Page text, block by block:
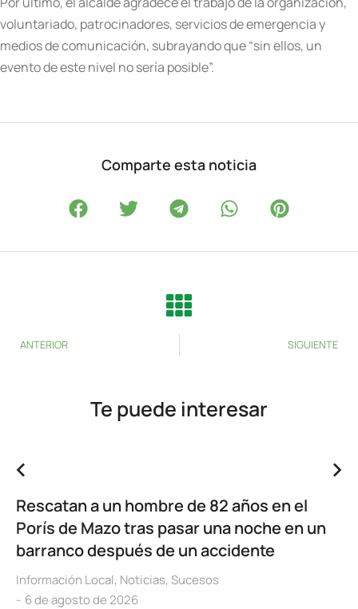
voluntariado, patrocinadores, servicios de emergencia y
medios de comunicación, subrayando que “sin ellos, un
evento de este nivel no sería posible”.
Comparte esta noticia
ANTERIOR SIGUIENTE
Te puede interesar
Rescatan a un hombre de 82 años en el
Porís de Mazo tras pasar una noche en un
barranco después de un accidente
Información Local, Noticias, Sucesos
6 de agosto de 2026